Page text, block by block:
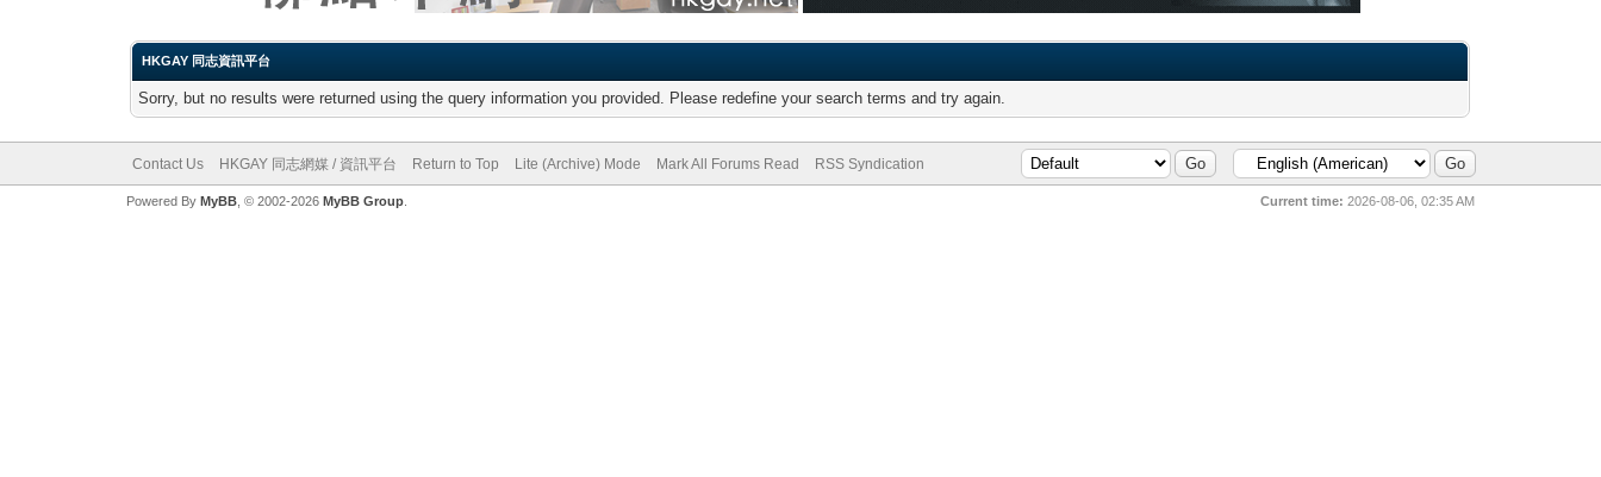
HKGAY 同志資訊平台
Sorry, but no results were returned using the query information you provided. Please redefine your search terms and try again.
Contact Us HKGAY 同志網媒 / 資訊平台 Return to Top Lite (Archive) Mode Mark All Forums Read RSS Syndication
Current time: 2026-08-06, 02:35 AM
Powered By MyBB, © 2002-2026 MyBB Group.